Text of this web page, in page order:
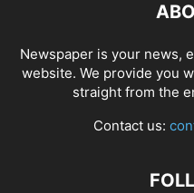
Newspaper is your news,
website. We provide you
straight from the
Contact us: